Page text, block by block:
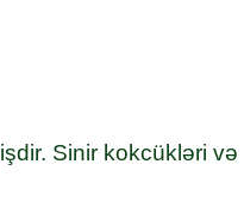
Sinir kokcükləri və